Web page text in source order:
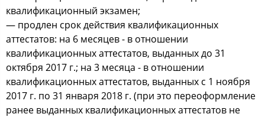
квалификационный экзамен;
— продлен срок действия квалификационных
аттестатов: на 6 месяцев - в отношении
квалификационных аттестатов, выданных до 31
октября 2017 г.; на 3 месяца - в отношении
квалификационных аттестатов, выданных с 1 ноября
2017 г. по 31 января 2018 г. (при это переоформление
ранее выданных квалификационных аттестатов не